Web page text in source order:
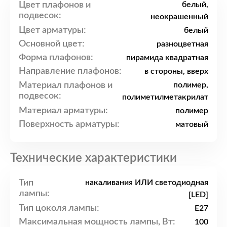
Цвет плафонов и
подвесок:
белый,
неокрашенный
Цвет арматуры: белый
Основной цвет: разноцветная
Форма плафонов: пирамида квадратная
Направление плафонов: в стороны, вверх
Материал плафонов и
подвесок:
полимер,
полиметилметакрилат
Материал арматуры: полимер
Поверхность арматуры: матовый
Технические характеристики
Тип
лампы:
накаливания ИЛИ светодиодная
[LED]
Тип цоколя лампы: E27
Максимальная мощность лампы, Вт: 100